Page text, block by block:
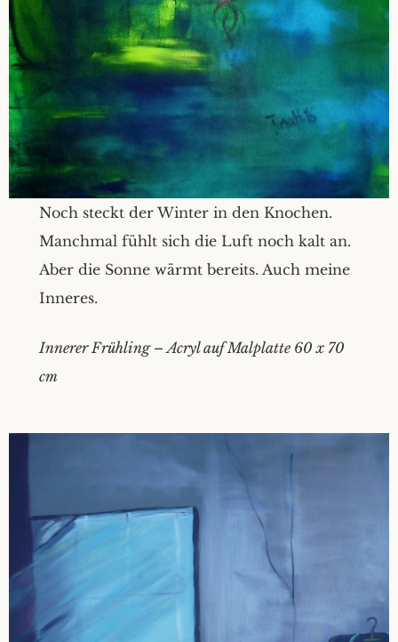
Noch steckt der Winter in den Knochen.
Manchmal fühlt sich die Luft noch kalt an.
Aber die Sonne wärmt bereits. Auch meine
Inneres.
Innerer Frühling – Acryl auf Malplatte 60 x 70
cm